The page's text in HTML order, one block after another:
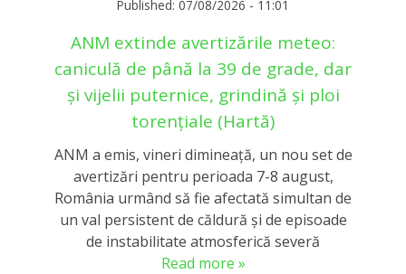
Published: 07/08/2026 - 11:01
ANM extinde avertizările meteo:
caniculă de până la 39 de grade, dar
și vijelii puternice, grindină și ploi
torențiale (Hartă)
ANM a emis, vineri dimineață, un nou set de
avertizări pentru perioada 7-8 august,
România urmând să fie afectată simultan de
un val persistent de căldură și de episoade
de instabilitate atmosferică severă
Read more »